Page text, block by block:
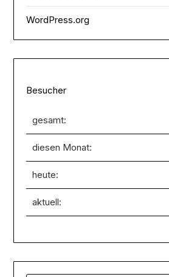
WordPress.org
Besucher
gesamt:
diesen Monat:
heute:
aktuell: